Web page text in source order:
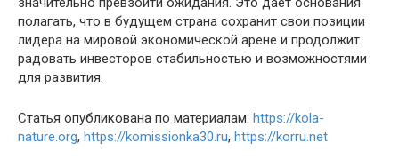
полагать, что в будущем страна сохранит свои позиции
лидера на мировой экономической арене и продолжит
радовать инвесторов стабильностью и возможностями
для развития.
Статья опубликована по материалам: https://kola-
nature.org, https://komissionka30.ru, https://korru.net